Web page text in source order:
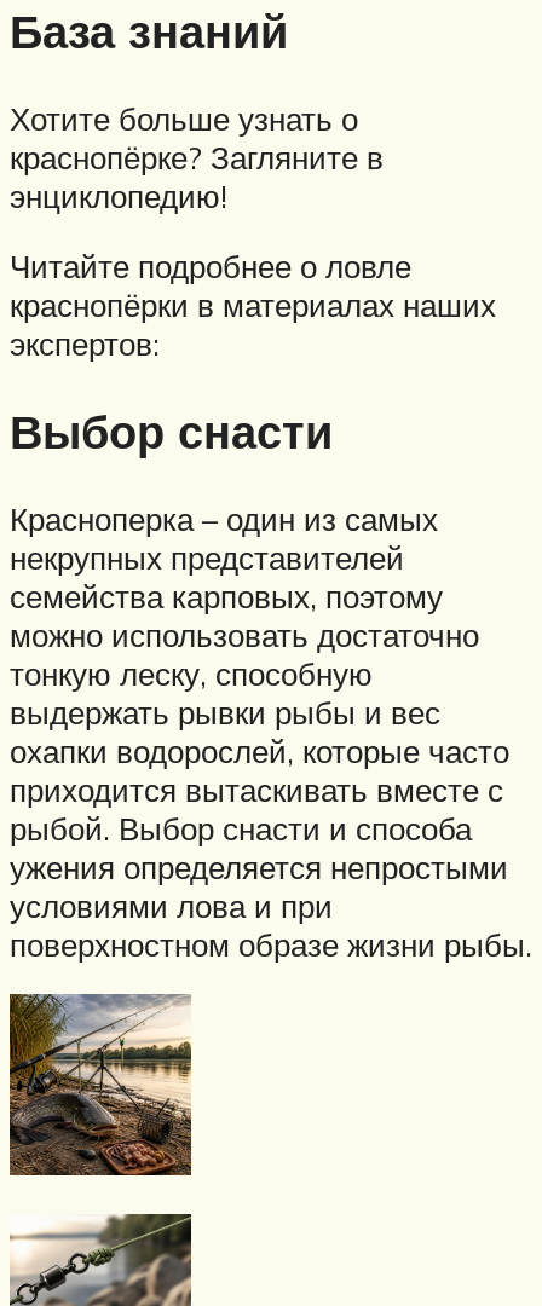
База знаний
Хотите больше узнать о
краснопёрке? Загляните в
энциклопедию!
Читайте подробнее о ловле
краснопёрки в материалах наших
экспертов:
Выбор снасти
Красноперка – один из самых
некрупных представителей
семейства карповых, поэтому
можно использовать достаточно
тонкую леску, способную
выдержать рывки рыбы и вес
охапки водорослей, которые часто
приходится вытаскивать вместе с
рыбой. Выбор снасти и способа
ужения определяется непростыми
условиями лова и при
поверхностном образе жизни рыбы.